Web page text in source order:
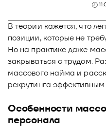
Закупки
Контакты
Модус.Контактный
Блог
Документы
Купол. Контейнеры
Купол. Управление
разработки ПО
Визор - решение для
мониторинг
О Продукте
DION - платформа
коммуникаций
Юнион - решение для
рекрутмента
Стать партнером
Документы
Пресс-кит
Фотоальбомы
В теории кажется, что
позиции, которые не
Но на практике даже
закрываться с трудом.
массового найма и
рекрутинга
Особенности
персонала